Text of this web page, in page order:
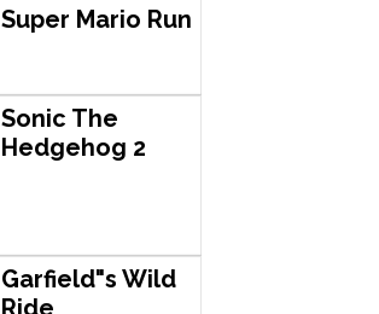
Super Mario Run
Sonic The
Hedgehog 2
Garfield"s Wild